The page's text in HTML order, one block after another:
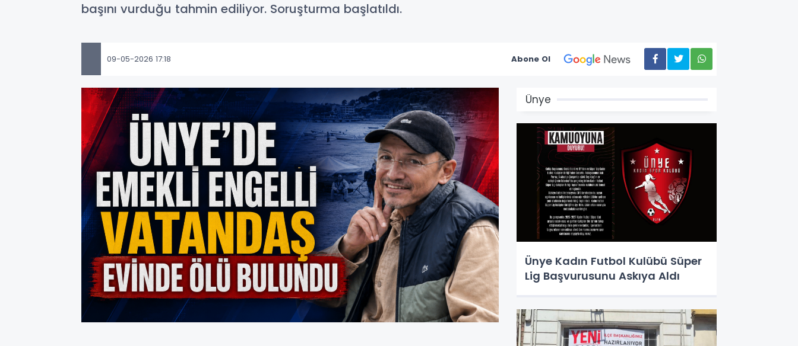
başını vurduğu tahmin ediliyor. Soruşturma başlatıldı.
09-05-2026 17:18 Abone Ol
Ünye
Ünye Kadın Futbol Kulübü Süper
Lig Başvurusunu Askıya Aldı